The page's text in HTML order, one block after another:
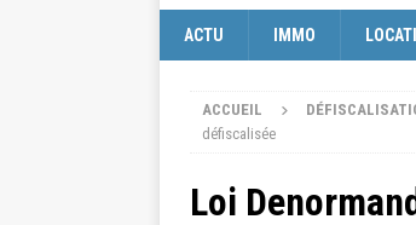
ACTU IMMO
ACCUEIL
défiscalisée
Loi